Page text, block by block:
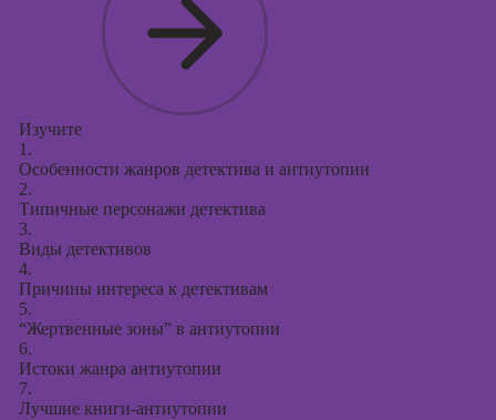
Изучите
1.
Особенности жанров детектива и антиутопии
2.
Типичные персонажи детектива
3.
Виды детективов
4.
Причины интереса к детективам
5.
“Жертвенные зоны” в антиутопии
6.
Истоки жанра антиутопии
7.
Лучшие книги-антиутопии